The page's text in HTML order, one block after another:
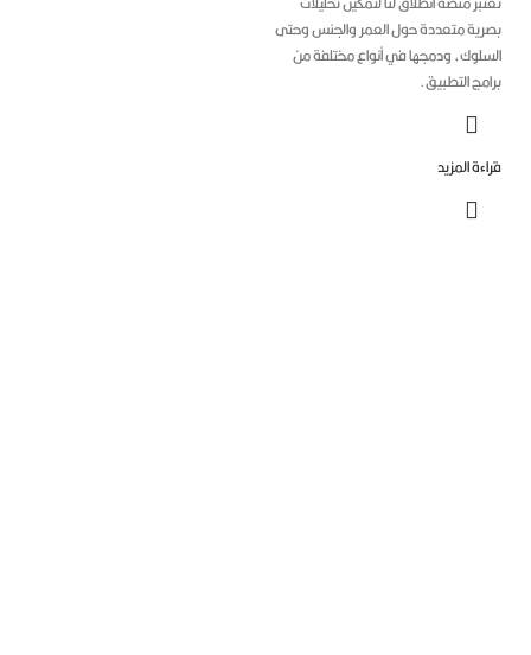
متعددة حول العمر والجنس وحتى
ودمجها في أنواع مختلفة من
التطبيق.
المزيد